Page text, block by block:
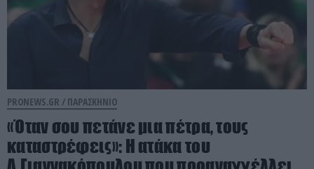
PRONEWS.GR / ΠΑΡΑΣΚΗΝΙΟ
«Όταν σου πετάνε μια πέτρα, τους
καταστρέφεις»: Η ατάκα του